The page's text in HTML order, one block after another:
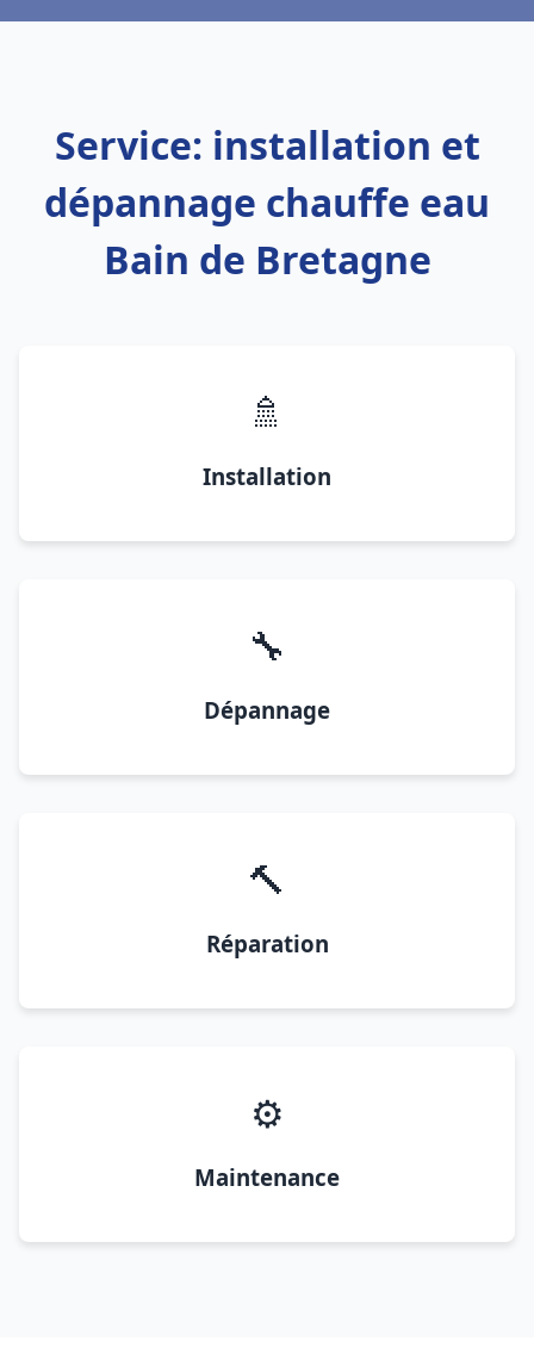
Service: installation et
dépannage chauffe eau
Bain de Bretagne
🚿
Installation
🔧
Dépannage
🔨
Réparation
⚙️
Maintenance